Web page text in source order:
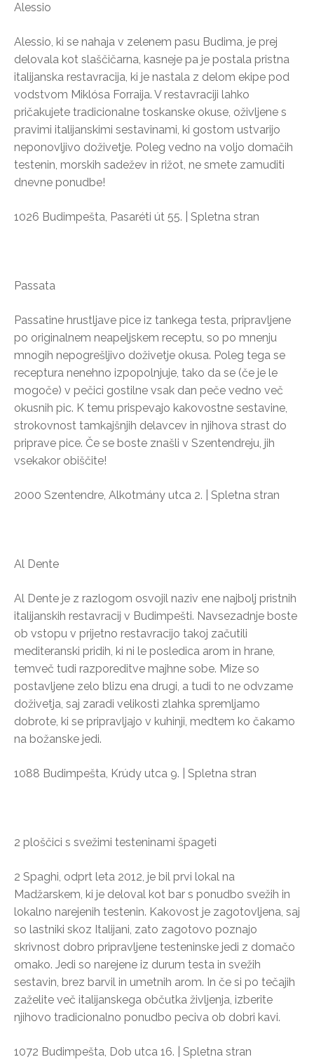
Alessio
Alessio, ki se nahaja v zelenem pasu Budima, je prej
delovala kot slaščičarna, kasneje pa je postala pristna
italijanska restavracija, ki je nastala z delom ekipe pod
vodstvom Miklósa Forraija. V restavraciji lahko
pričakujete tradicionalne toskanske okuse, oživljene s
pravimi italijanskimi sestavinami, ki gostom ustvarijo
neponovljivo doživetje. Poleg vedno na voljo domačih
testenin, morskih sadežev in rižot, ne smete zamuditi
dnevne ponudbe!
1026 Budimpešta, Pasaréti út 55. | Spletna stran
Passata
Passatine hrustljave pice iz tankega testa, pripravljene
po originalnem neapeljskem receptu, so po mnenju
mnogih nepogrešljivo doživetje okusa. Poleg tega se
receptura nenehno izpopolnjuje, tako da se (če je le
mogoče) v pečici gostilne vsak dan peče vedno več
okusnih pic. K temu prispevajo kakovostne sestavine,
strokovnost tamkajšnjih delavcev in njihova strast do
priprave pice. Če se boste znašli v Szentendreju, jih
vsekakor obiščite!
2000 Szentendre, Alkotmány utca 2. | Spletna stran
Al Dente
Al Dente je z razlogom osvojil naziv ene najbolj pristnih
italijanskih restavracij v Budimpešti. Navsezadnje boste
ob vstopu v prijetno restavracijo takoj začutili
mediteranski pridih, ki ni le posledica arom in hrane,
temveč tudi razporeditve majhne sobe. Mize so
postavljene zelo blizu ena drugi, a tudi to ne odvzame
doživetja, saj zaradi velikosti zlahka spremljamo
dobrote, ki se pripravljajo v kuhinji, medtem ko čakamo
na božanske jedi.
1088 Budimpešta, Krúdy utca 9. | Spletna stran
2 ploščici s svežimi testeninami špageti
2 Spaghi, odprt leta 2012, je bil prvi lokal na
Madžarskem, ki je deloval kot bar s ponudbo svežih in
lokalno narejenih testenin. Kakovost je zagotovljena, saj
so lastniki skoz Italijani, zato zagotovo poznajo
skrivnost dobro pripravljene testeninske jedi z domačo
omako. Jedi so narejene iz durum testa in svežih
sestavin, brez barvil in umetnih arom. In če si po tečajih
zaželite več italijanskega občutka življenja, izberite
njihovo tradicionalno ponudbo peciva ob dobri kavi.
1072 Budimpešta, Dob utca 16. | Spletna stran